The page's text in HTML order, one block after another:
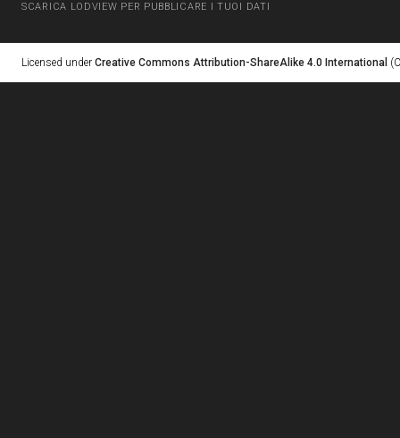
SCARICA LODVIEW PER PUBBLICARE I TUOI DATI
Licensed under Creative Commons Attribution-ShareAlike 4.0 International